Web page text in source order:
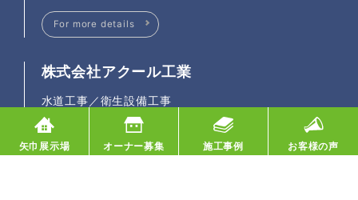
矢巾展示場 オーナー募集 施工事例 お客様の声
For more details
株式会社アクール工業
水道工事／衛生設備工事
Home Page